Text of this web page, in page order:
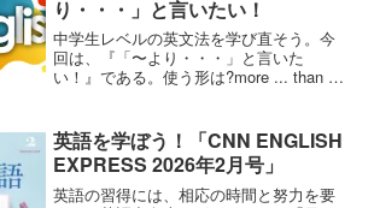
り・・・」と言いたい！
中学生レベルの英文法を学び直そう。今
回は、『「〜より・・・」と言いた
い！』である。使う形は?more ... than ～
～を使う場合がある。This ...
英語を学ぼう！「CNN ENGLISH
EXPRESS 2026年2月号」
英語の習得には、相応の時間と努力を要